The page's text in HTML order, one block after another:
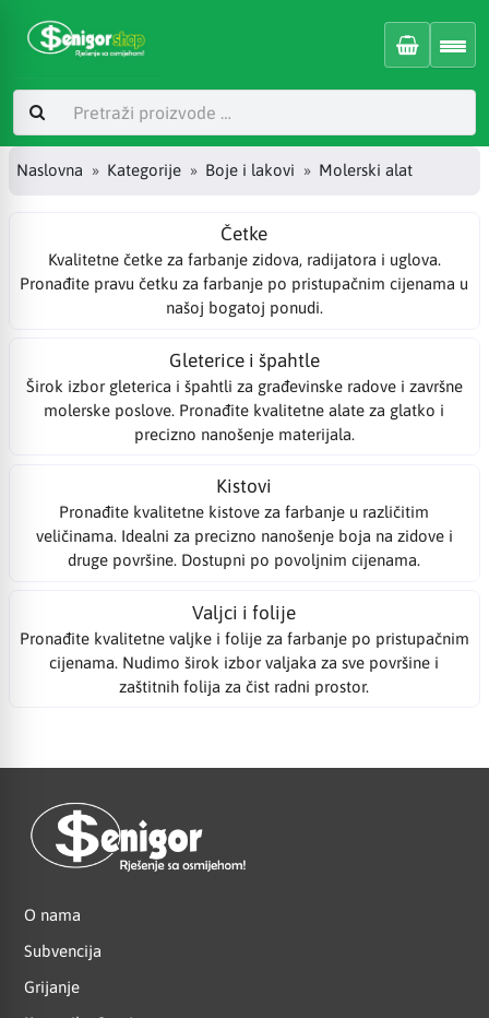
Naslovna Kategorije Boje i lakovi Molerski alat
Četke
Kvalitetne četke za farbanje zidova, radijatora i uglova.
Pronađite pravu četku za farbanje po pristupačnim cijenama u
našoj bogatoj ponudi.
Gleterice i špahtle
Širok izbor gleterica i špahtli za građevinske radove i završne
molerske poslove. Pronađite kvalitetne alate za glatko i
precizno nanošenje materijala.
Kistovi
Pronađite kvalitetne kistove za farbanje u različitim
veličinama. Idealni za precizno nanošenje boja na zidove i
druge površine. Dostupni po povoljnim cijenama.
Valjci i folije
Pronađite kvalitetne valjke i folije za farbanje po pristupačnim
cijenama. Nudimo širok izbor valjaka za sve površine i
zaštitnih folija za čist radni prostor.
O nama
Subvencija
Grijanje